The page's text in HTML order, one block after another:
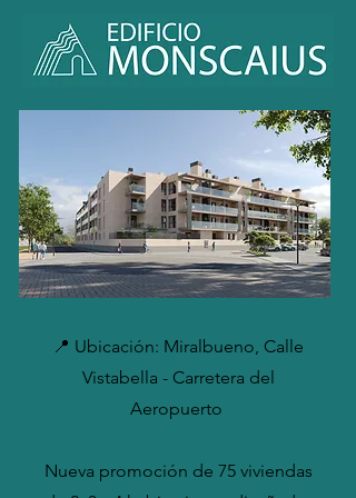
📍 Ubicación: Miralbueno, Calle
Vistabella - Carretera del
Aeropuerto
Nueva promoción de 75 viviendas